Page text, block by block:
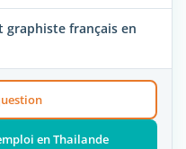
graphiste français en
en Thailande